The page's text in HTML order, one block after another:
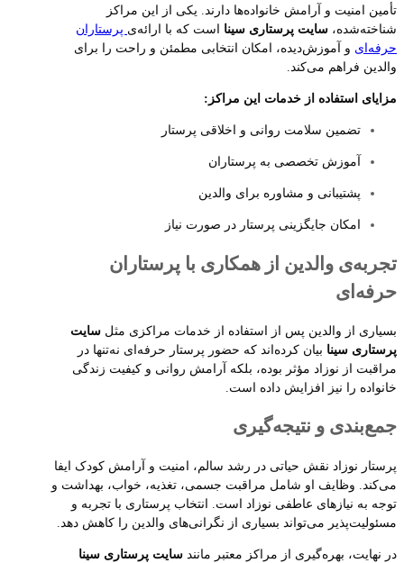
تأمین امنیت و آرامش خانواده‌ها دارند. یکی از این مراکز
شناخته‌شده، سایت پرستاری سینا است که با ارائه‌ی پرستاران
حرفه‌ای و آموزش‌دیده، امکان انتخابی مطمئن و راحت را برای
والدین فراهم می‌کند.
مزایای استفاده از خدمات این مراکز:
تضمین سلامت روانی و اخلاقی پرستار
آموزش تخصصی به پرستاران
پشتیبانی و مشاوره برای والدین
امکان جایگزینی پرستار در صورت نیاز
تجربه‌ی والدین از همکاری با پرستاران
حرفه‌ای
بسیاری از والدین پس از استفاده از خدمات مراکزی مثل سایت
پرستاری سینا بیان کرده‌اند که حضور پرستار حرفه‌ای نه‌تنها در
مراقبت از نوزاد مؤثر بوده، بلکه آرامش روانی و کیفیت زندگی
خانواده را نیز افزایش داده است.
جمع‌بندی و نتیجه‌گیری
پرستار نوزاد نقش حیاتی در رشد سالم، امنیت و آرامش کودک ایفا
می‌کند. وظایف او شامل مراقبت جسمی، تغذیه، خواب، بهداشت و
توجه به نیازهای عاطفی نوزاد است. انتخاب پرستاری با تجربه و
مسئولیت‌پذیر می‌تواند بسیاری از نگرانی‌های والدین را کاهش دهد.
در نهایت، بهره‌گیری از مراکز معتبر مانند سایت پرستاری سینا